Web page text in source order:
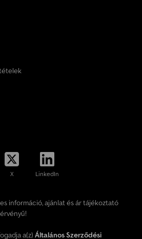
X LinkedIn
információ, ajánlat és ár tájékoztató
a(z) Általános Szerződési